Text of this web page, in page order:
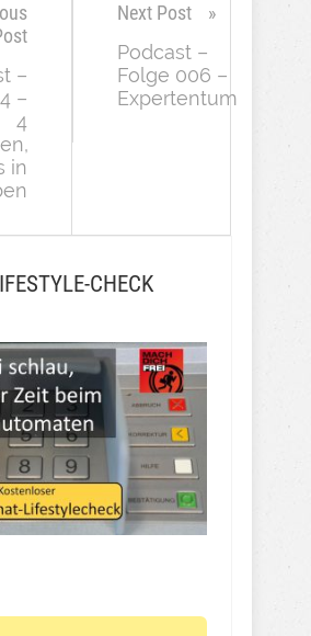
–
–
4
in
Next Post
Podcast –
Folge 006 –
Expertentum
CHECK